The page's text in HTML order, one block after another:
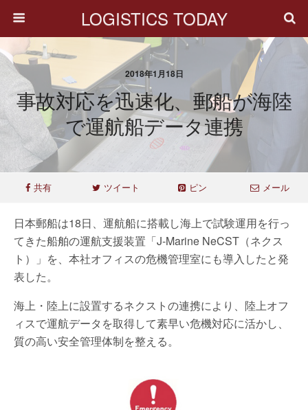
LOGISTICS TODAY
2018年1月18日
事故対応を迅速化、郵船が海陸
で運航船データ連携
共有 ツイート ピン メール
日本郵船は18日、運航船に搭載し海上で試験運用を行っ
てきた船舶の運航支援装置「J-Marine NeCST（ネクス
ト）」を、本社オフィスの危機管理室にも導入したと発
表した。
海上・陸上に設置するネクストの連携により、陸上オフ
ィスで運航データを取得して素早い危機対応に活かし、
質の高い安全管理体制を整える。